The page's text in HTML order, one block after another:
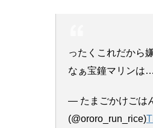
ったくこれだから
なぁ宝鐘マリンは…
— たまごかけごは
(@ororo_run_rice)